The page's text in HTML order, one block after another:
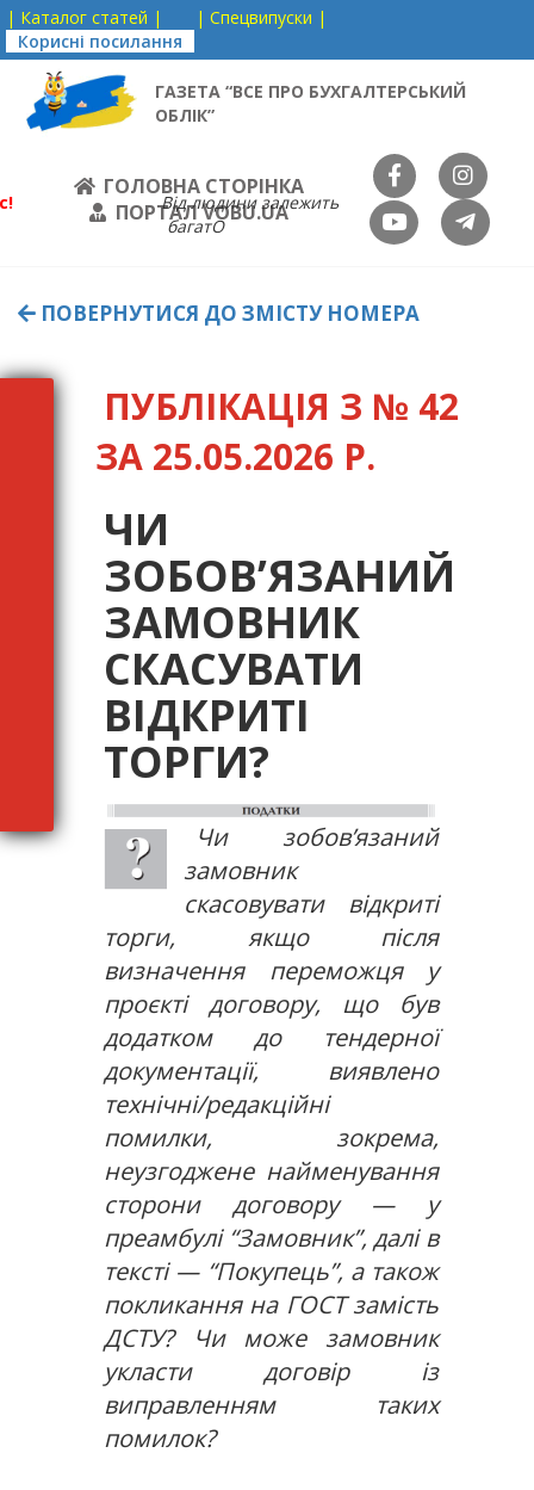
| Каталог статей |
| Спецвипуски |
Корисні посилання
ГАЗЕТА “ВСЕ ПРО БУХГАЛТЕРСЬКИЙ
ОБЛІК”
ГОЛОВНА СТОРІНКА
ПОРТАЛ VOBU.UA
Від людини залежить
багатО
ПОВЕРНУТИСЯ ДО ЗМІСТУ НОМЕРА
ПУБЛІКАЦІЯ З № 42
ЗА 25.05.2026 Р.
ЧИ
ЗОБОВ’ЯЗАНИЙ
ЗАМОВНИК
СКАСУВАТИ
ВІДКРИТІ
ТОРГИ?
Чи зобов’язаний
замовник
скасовувати відкриті
торги, якщо після
визначення переможця у
проєкті договору, що був
додатком до тендерної
документації, виявлено
технічні/редакційні
помилки, зокрема,
неузгоджене найменування
сторони договору — у
преамбулі “Замовник”, далі в
тексті — “Покупець”, а також
покликання на ГОСТ замість
ДСТУ? Чи може замовник
укласти договір із
виправленням таких
помилок?